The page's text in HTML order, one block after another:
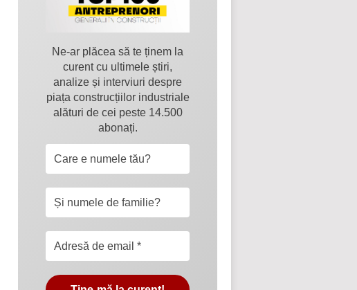
Ne-ar plăcea să te ținem la
curent cu ultimele știri,
analize și interviuri despre
piața construcțiilor industriale
alături de cei peste 14.500
abonați.